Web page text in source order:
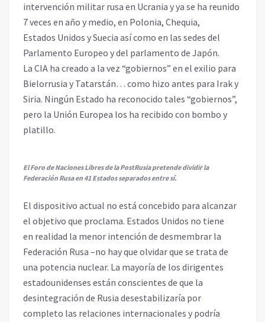
intervención militar rusa en Ucrania y ya se ha reunido
7 veces en año y medio, en Polonia, Chequia,
Estados Unidos y Suecia así como en las sedes del
Parlamento Europeo y del parlamento de Japón.
La CIA ha creado a la vez “gobiernos” en el exilio para
Bielorrusia y Tatarstán… como hizo antes para Irak y
Siria. Ningún Estado ha reconocido tales “gobiernos”,
pero la Unión Europea los ha recibido con bombo y
platillo.
El Foro de Naciones Libres de la PostRusia pretende dividir la
Federación Rusa en 41 Estados separados entre sí.
El dispositivo actual no está concebido para alcanzar
el objetivo que proclama. Estados Unidos no tiene
en realidad la menor intención de desmembrar la
Federación Rusa –no hay que olvidar que se trata de
una potencia nuclear. La mayoría de los dirigentes
estadounidenses están conscientes de que la
desintegración de Rusia desestabilizaría por
completo las relaciones internacionales y podría